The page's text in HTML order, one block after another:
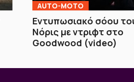
AUTO-MOTO
Εντυπωσιακό σόου
Νόρις με ντριφτ στο
Goodwood (video)